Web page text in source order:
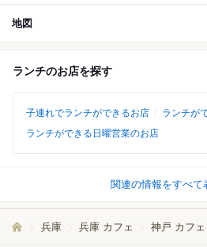
地図
ランチのお店を探す
子連れでランチができるお店
ランチが
ランチができる日曜営業のお店
関連の情報をすべて
兵庫 兵庫 カフェ 神戸 カフェ